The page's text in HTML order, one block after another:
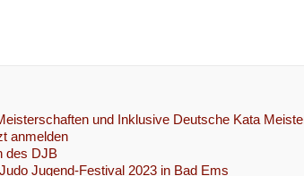
und Inklusive Deutsche Kata
anmelden
des DJB
Jugend-Festival 2023 in Bad Ems